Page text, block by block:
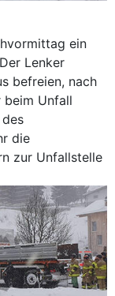
ein
Lenker
befreien, nach
beim Unfall
die
zur Unfallstelle